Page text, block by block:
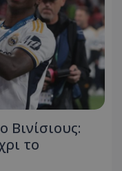
Βινίσιους:
το